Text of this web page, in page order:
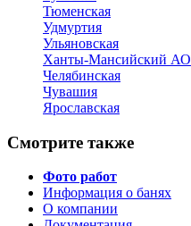
Тюменская
Удмуртия
Ульяновская
Ханты-Мансийский АО
Челябинская
Чувашия
Ярославская
Смотрите также
Фото работ
Информация о банях
О компании